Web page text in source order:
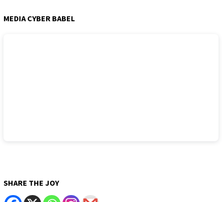
MEDIA CYBER BABEL
SHARE THE JOY